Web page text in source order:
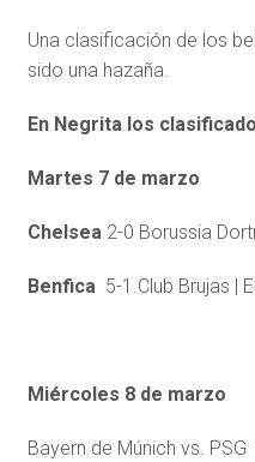
Una clasificación de los
sido una hazaña.
En Negrita los
Martes 7 de marzo
Chelsea2-0 Borussia
Benfica5-1.Club Brujas |
Miércoles 8 de marzo
Bayern de Múnich vs.